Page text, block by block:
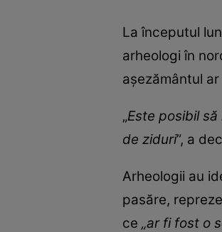
La începutul
arheologi în
așezământul
„Este posibil
de ziduri”, a
Arheologii au
pasăre,
ce „ar fi fost o